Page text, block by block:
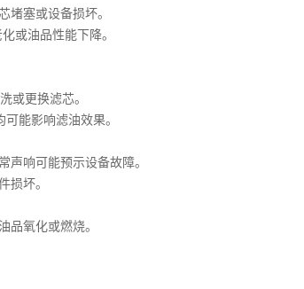
塞或设备损坏。
或油品性能下降。
或更换滤芯。
能影响滤油效果。
响可能预示设备故障。
坏。
氧化或燃烧。